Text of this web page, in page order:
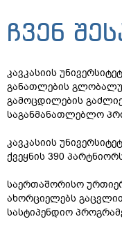
ჩვენ
კავკასიის
განათლების
გამოცდილების
საგანმანათლებლო
კავკასიის
ქვეყნის 390
საერთაშორისო
ახორციელებს
სასტიპენდიო